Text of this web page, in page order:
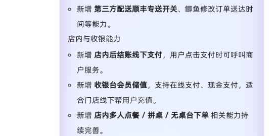
新增 第三方配送顺丰专送开关、鲫鱼修改订单送达时
间等能力。
店内与收银能力
新增 店内后结账线下支付，用户点击支付时可呼叫商
户服务。
新增 收银台会员储值，支持在线支付、现金支付，适
合门店线下帮用户充值。
新增 店内多人点餐 / 拼桌 / 无桌台下单相关能力持
续完善。